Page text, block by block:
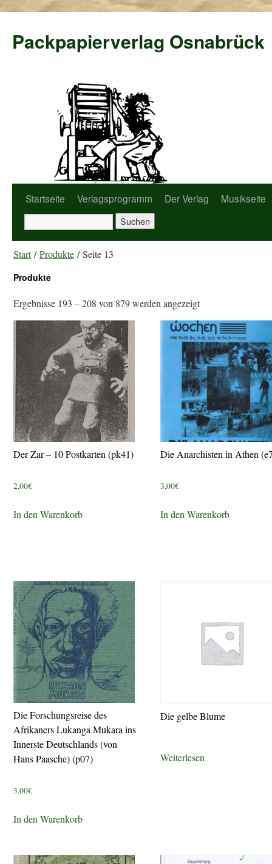
Packpapierverlag Osnabrück
Startseite Verlagsprogramm Der Verlag Musikseite
Start/Produkte / Seite 13
Produkte
Ergebnisse 193 – 208 von 879 werden angezeigt
Der Zar – 10 Postkarten (pk41)
2,00€
In den Warenkorb
Die Anarchisten in Athen
3,00€
In den Warenkorb
Die Forschungsreise des
Afrikaners Lukanga Mukara ins
Innerste Deutschlands (von
Hans Paasche) (p07)
3,00€
In den Warenkorb
Die gelbe Blume
Weiterlesen